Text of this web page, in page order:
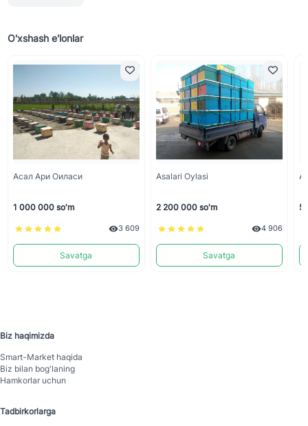
O'xshash e'lonlar
Асал Ари Оиласи
1 000 000 so'm
3 609
Savatga
Asalari Oylasi
2 200 000 so'm
4 906
Savatga
Biz haqimizda
Smart-Mаrket haqida
Biz bilan bog'laning
Hamkorlar uchun
Tadbirkorlarga